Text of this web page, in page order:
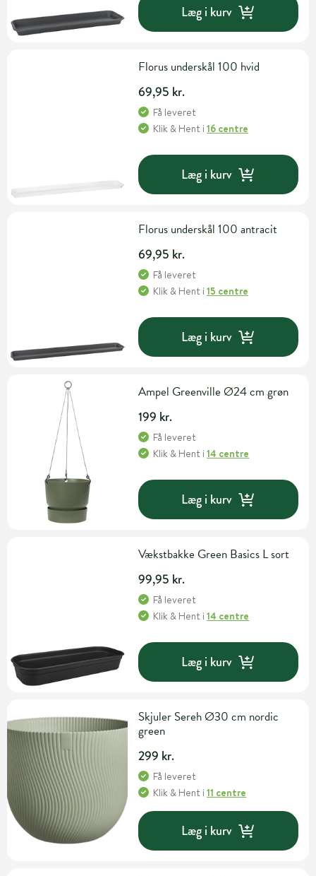
Læg i kurv
Florus underskål 100 hvid
69,95 kr.
Få leveret
Klik & Hent i16 centre
Læg i kurv
Florus underskål 100 antracit
69,95 kr.
Få leveret
Klik & Hent i15 centre
Læg i kurv
Ampel Greenville Ø24 cm grøn
199 kr.
Få leveret
Klik & Hent i14 centre
Læg i kurv
Vækstbakke Green Basics L sort
99,95 kr.
Få leveret
Klik & Hent i14 centre
Læg i kurv
Skjuler Sereh Ø30 cm nordic
green
299 kr.
Få leveret
Klik & Hent i11 centre
Læg i kurv